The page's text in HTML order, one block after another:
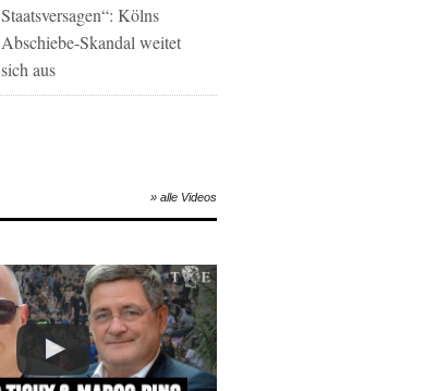
Staatsversagen“: Kölns
Abschiebe-Skandal weitet
sich aus
» alle Videos